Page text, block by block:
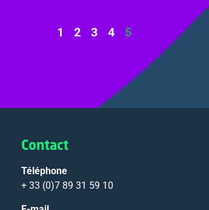
1 2 3 4 5
Contact
Téléphone
+ 33 (0)7 89 31 59 10